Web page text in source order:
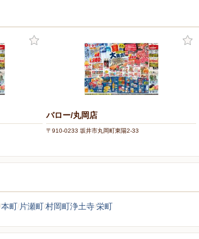
バロー/丸岡店
〒910-0233 坂井市丸岡町東陽2-33
本町 片瀬町村岡町浄土寺栄町